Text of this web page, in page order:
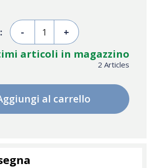
- +
articoli in magazzino
2 Articles
al carrello